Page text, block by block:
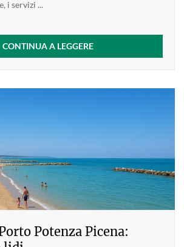
i servizi ...
CONTINUA A LEGGERE
Potenza Picena: